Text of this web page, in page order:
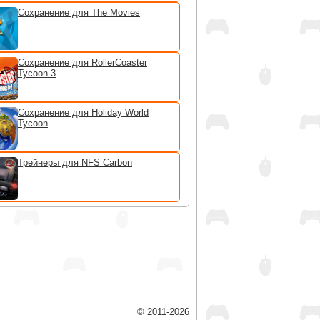
Сохранение для The Movies
Сохранение для RollerCoaster
Tycoon 3
Сохранение для Holiday World
Tycoon
Трейнеры для NFS Carbon
© 2011-2026